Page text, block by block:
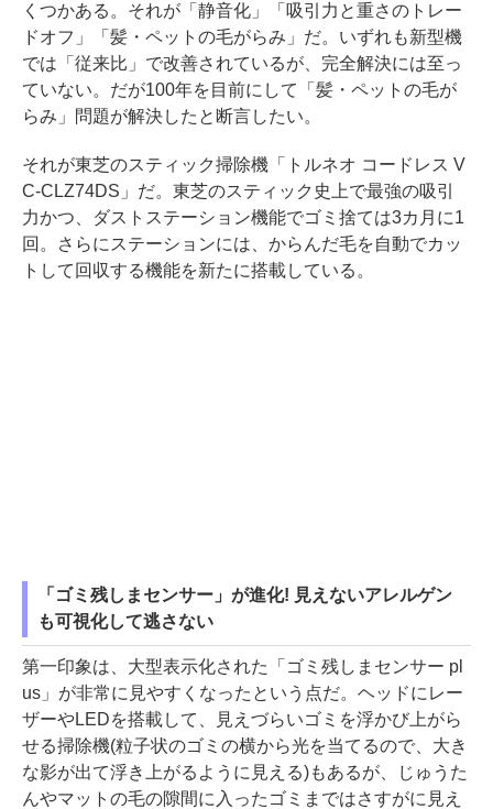
くつかある。それが「静音化」「吸引力と重さのトレー
ドオフ」「髪・ペットの毛がらみ」だ。いずれも新型機
では「従来比」で改善されているが、完全解決には至っ
ていない。だが100年を目前にして「髪・ペットの毛が
らみ」問題が解決したと断言したい。
それが東芝のスティック掃除機「トルネオ コードレス V
C-CLZ74DS」だ。東芝のスティック史上で最強の吸引
力かつ、ダストステーション機能でゴミ捨ては3カ月に1
回。さらにステーションには、からんだ毛を自動でカッ
トして回収する機能を新たに搭載している。
「ゴミ残しまセンサー」が進化! 見えないアレルゲン
も可視化して逃さない
第一印象は、大型表示化された「ゴミ残しまセンサー pl
us」が非常に見やすくなったという点だ。ヘッドにレー
ザーやLEDを搭載して、見えづらいゴミを浮かび上がら
せる掃除機(粒子状のゴミの横から光を当てるので、大き
な影が出て浮き上がるように見える)もあるが、じゅうた
んやマットの毛の隙間に入ったゴミまではさすがに見え